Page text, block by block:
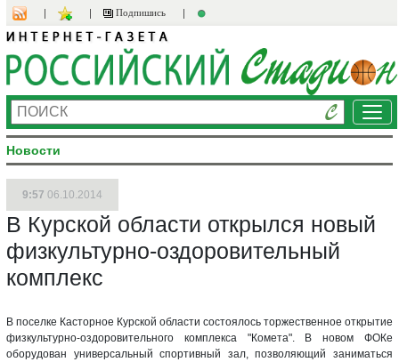
Подпишись
Новости
9:57 06.10.2014
В Курской области открылся новый
физкультурно-оздоровительный
комплекс
В поселке Касторное Курской области состоялось торжественное открытие
физкультурно-оздоровительного комплекса "Комета". В новом ФОКе
оборудован универсальный спортивный зал, позволяющий заниматься